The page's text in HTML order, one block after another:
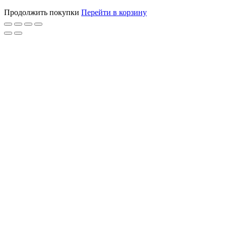
Продолжить покупки Перейти в корзину